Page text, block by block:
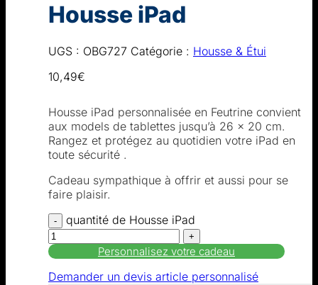
Housse iPad
UGS : OBG727 Catégorie : Housse & Étui
10,49€
Housse iPad personnalisée en Feutrine convient
aux models de tablettes jusqu’à 26 x 20 cm.
Rangez et protégez au quotidien votre iPad en
toute sécurité .
Cadeau sympathique à offrir et aussi pour se
faire plaisir.
quantité de Housse iPad
Personnalisez votre cadeau
Demander un devis article personnalisé